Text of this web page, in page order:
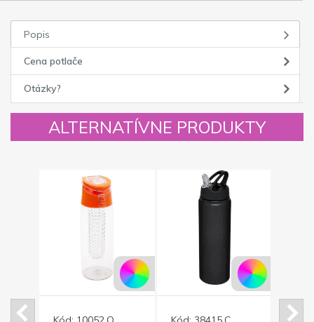
Popis
Cena potlače
Otázky?
ALTERNATÍVNE PRODUKTY